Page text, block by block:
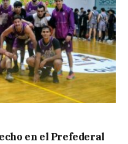
en el Prefederal